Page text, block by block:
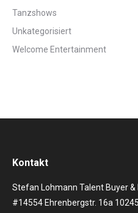
Tanzshows
Unkategorisiert
Welcome Entertainment
Kontakt
Stefan Lohmann Talent Buyer
#14554 Ehrenbergstr. 16a